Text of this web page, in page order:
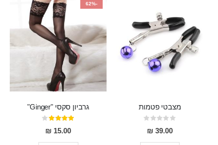
מצבטי פטמות
Rating:
0%
39.00 ₪
-62%
גרביון סקסי "Ginger"
דירוג:
80%
15.00 ₪